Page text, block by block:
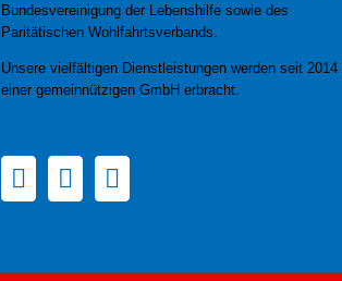
Bundesvereinigung der Lebenshilfe sowie des
Paritätischen Wohlfahrtsverbands.
Unsere vielfältigen Dienstleistungen werden seit 2014
einer gemeinnützigen GmbH erbracht.